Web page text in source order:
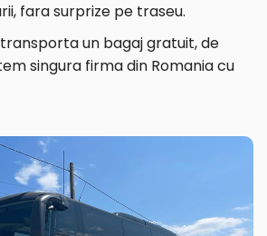
fara surprize pe traseu.
un bagaj gratuit, de
singura firma din Romania cu